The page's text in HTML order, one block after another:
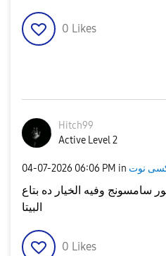
0 Likes
Hitch99
Active Level 2
‎04-07-2026 06:06 PM in نوت
سامسونج وفيه الخيار ده بتاع
البيتا
0 Likes